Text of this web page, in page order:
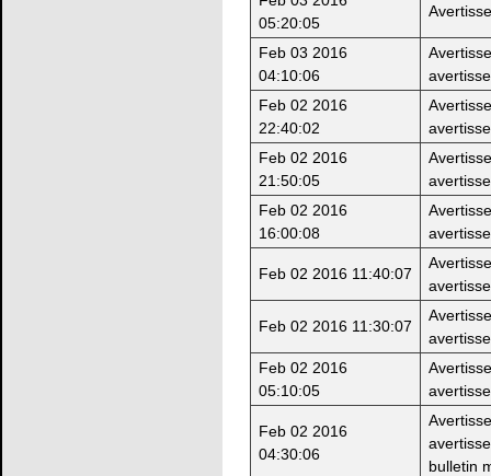
05:20:05
Feb 03 2016
04:10:06
Feb 02 2016
22:40:02
Feb 02 2016
21:50:05
Feb 02 2016
16:00:08
Feb 02 2016 11:40:07
Feb 02 2016 11:30:07
Feb 02 2016
05:10:05
Feb 02 2016
04:30:06
bulletin